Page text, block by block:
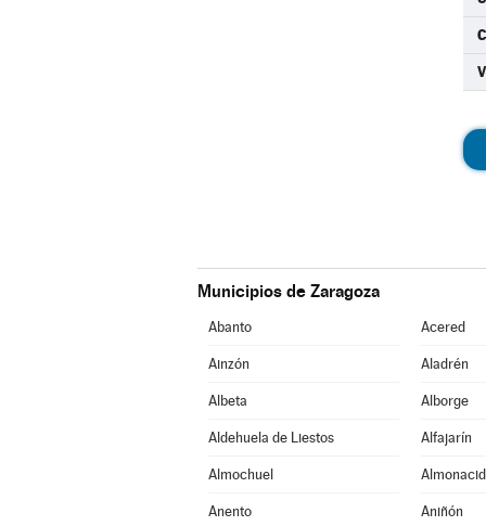
Municipios de Zaragoza
Abanto Acered
Ainzón Aladrén
Albeta Alborge
Aldehuela de Liestos Alfajarín
Almochuel
Anento Aniñón